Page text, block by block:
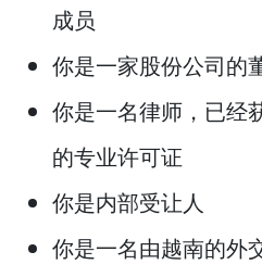
成员
你是一家股份公司的
你是一名律师，已经
的专业许可证
你是内部受让人
你是一名由越南的外